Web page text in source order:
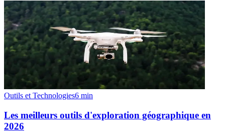
Outils et Technologies6 min
Les meilleurs outils d'exploration géographique en
2026